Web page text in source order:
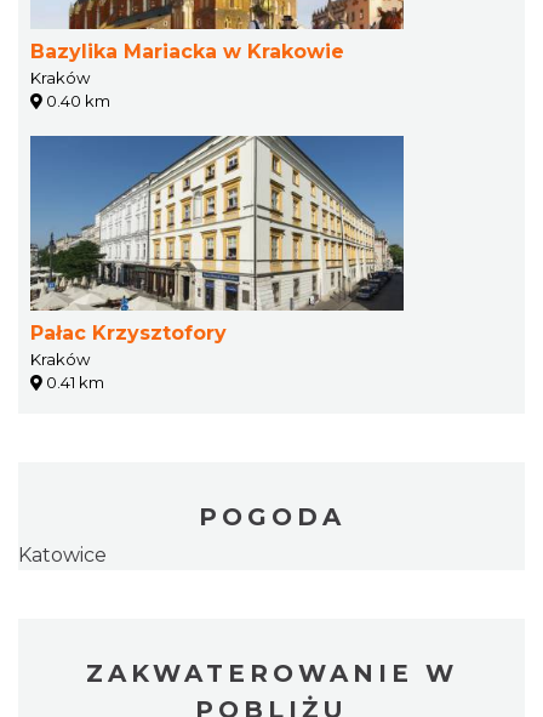
Bazylika Mariacka w Krakowie
Kraków
0.40 km
Pałac Krzysztofory
Kraków
0.41 km
POGODA
Katowice
ZAKWATEROWANIE W
POBLIŻU